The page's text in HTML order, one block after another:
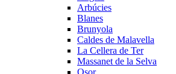
Arbúcies
Blanes
Brunyola
Caldes de Malavella
La Cellera de Ter
Massanet de la Selva
Osor